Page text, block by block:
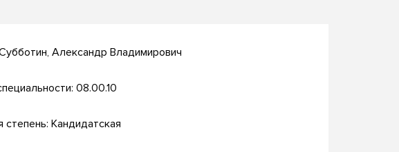
Александр Владимирович
08.00.10
степень: Кандидатская